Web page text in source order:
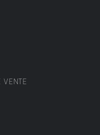
VENTE